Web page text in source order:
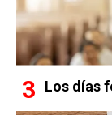
Los días